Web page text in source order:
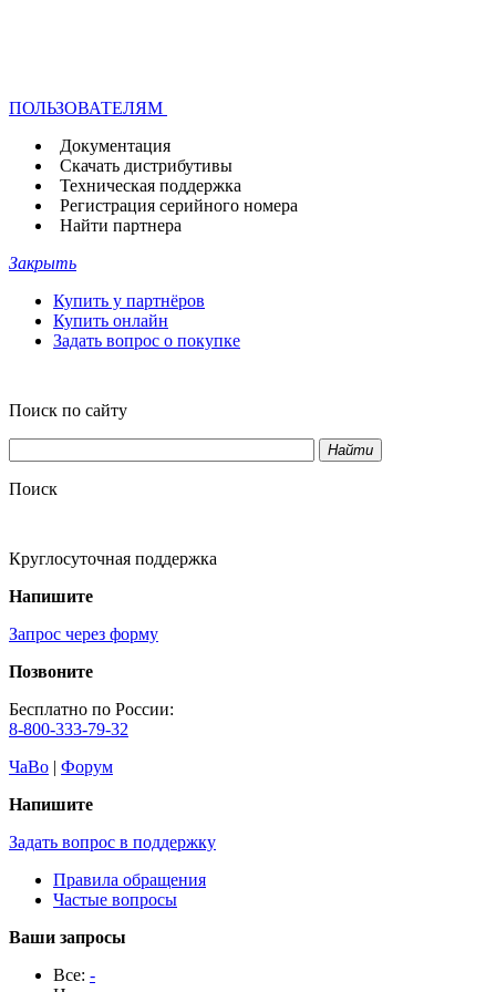
ПОЛЬЗОВАТЕЛЯМ
Документация
Скачать дистрибутивы
Техническая поддержка
Регистрация серийного номера
Найти партнера
Закрыть
Купить у партнёров
Купить онлайн
Задать вопрос о покупке
Поиск по сайту
Найти
Поиск
Круглосуточная поддержка
Напишите
Запрос через форму
Позвоните
Бесплатно по России:
8-800-333-79-32
ЧаВо | Форум
Напишите
Задать вопрос в поддержку
Правила обращения
Частые вопросы
Ваши запросы
Все: -